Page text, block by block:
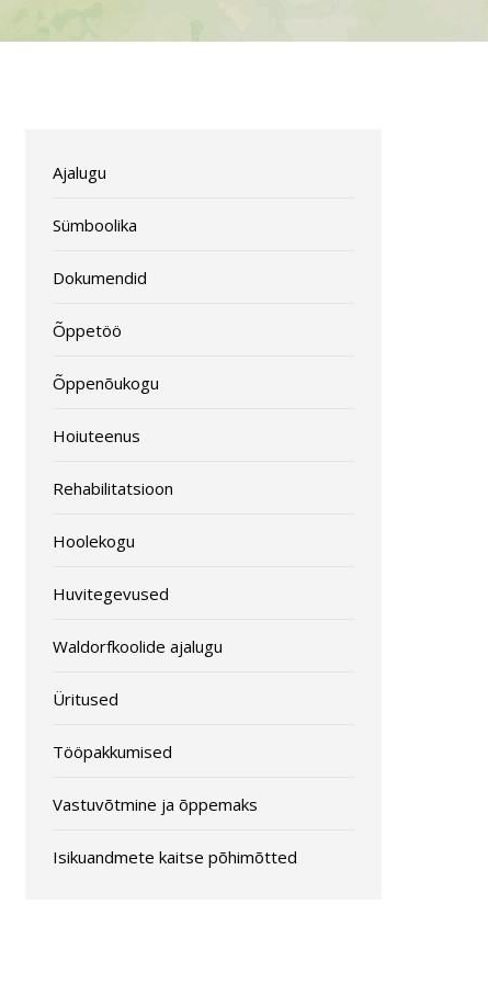
Ajalugu
Sümboolika
Dokumendid
Õppetöö
Õppenõukogu
Hoiuteenus
Rehabilitatsioon
Hoolekogu
Huvitegevused
Waldorfkoolide ajalugu
Üritused
Tööpakkumised
Vastuvõtmine ja õppemaks
Isikuandmete kaitse põhimõtted